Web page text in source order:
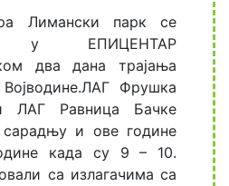
Лимански парк се
у ЕПИЦЕНТАР
два дана трајања
Фрушка
ЛАГ Равница Бачке
сарадњу и ове године
када су 9 – 10.
са излагачима са